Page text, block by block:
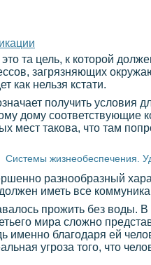
та цель, к которой
загрязняющих
как нельзя кстати.
получить условия
дому соответствующие
мест такова, что там
Системы жизнеобеспечения.
разнообразный
иметь все
прожить без воды.
мира сложно
именно благодаря ей
угроза того, что